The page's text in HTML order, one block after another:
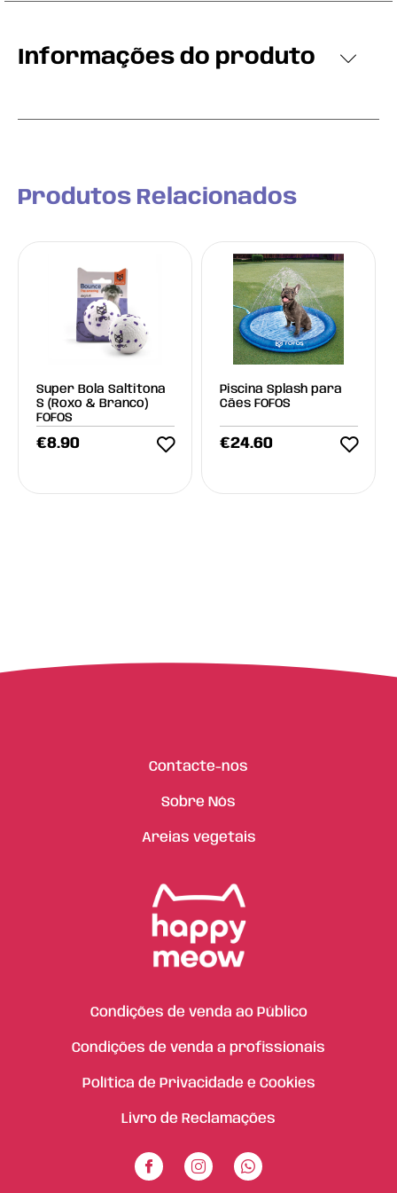
Informações do produto
Produtos Relacionados
Super Bola Saltitona
S (Roxo & Branco)
FOFOS
€8.90
Piscina Splash para
Cães FOFOS
€24.60
Contacte-nos
Sobre Nós
Areias vegetais
Condições de venda ao Público
Condições de venda a profissionais
Política de Privacidade e Cookies
Livro de Reclamações